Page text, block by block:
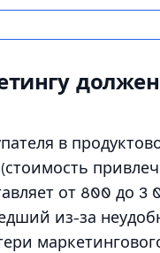
в
от 800 до 3
из-за